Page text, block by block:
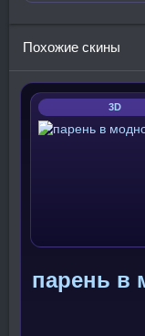
Похожие скины
3D
парень в